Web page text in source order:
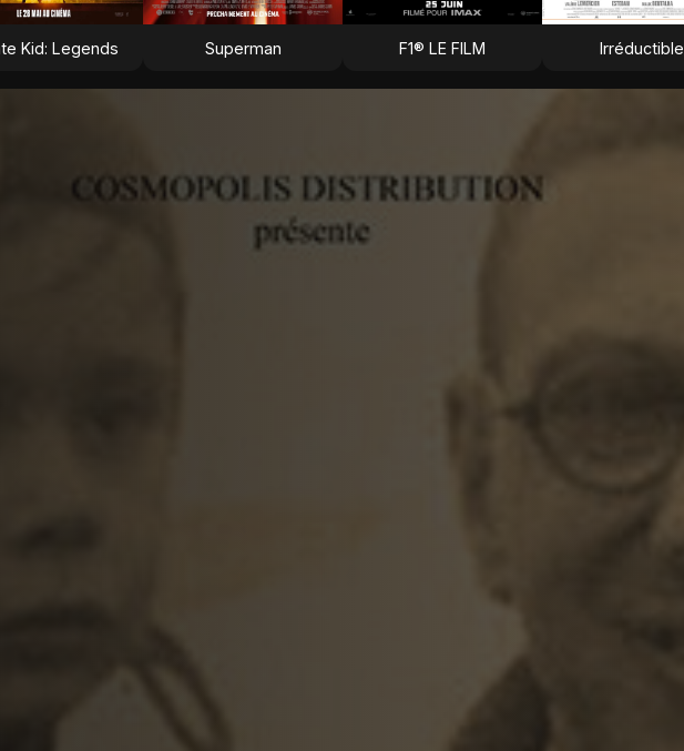
Kid: Legends Superman F1® LE FILM Irréductible